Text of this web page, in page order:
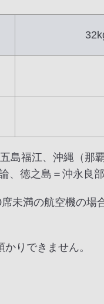
島福江、沖縄（那
、徳之島＝沖永良
未満の航空機の場
りできません。